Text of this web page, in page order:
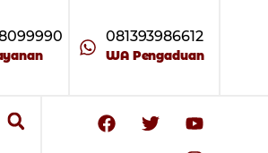
081393986612
WA Pengaduan